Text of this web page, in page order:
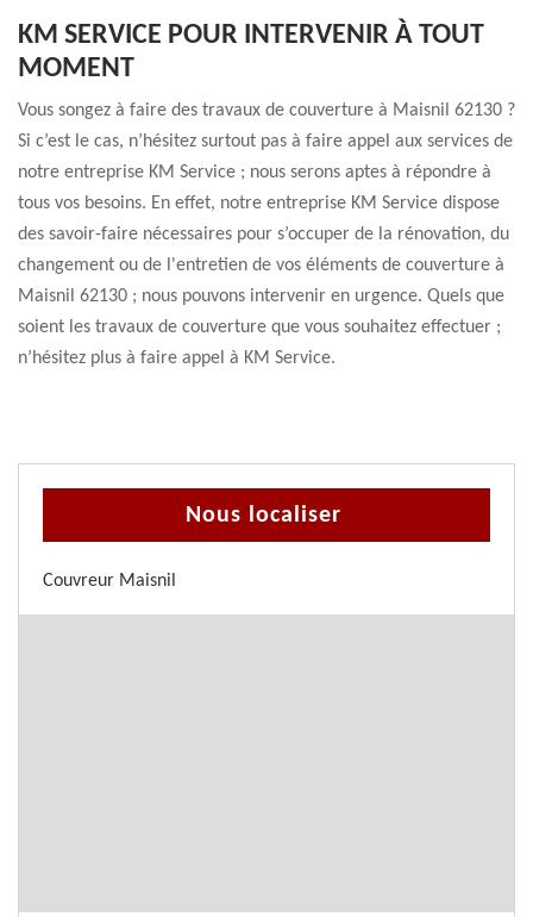
KM SERVICE POUR INTERVENIR À TOUT
MOMENT
Vous songez à faire des travaux de couverture à Maisnil 62130 ?
Si c’est le cas, n’hésitez surtout pas à faire appel aux services de
notre entreprise KM Service ; nous serons aptes à répondre à
tous vos besoins. En effet, notre entreprise KM Service dispose
des savoir-faire nécessaires pour s’occuper de la rénovation, du
changement ou de l'entretien de vos éléments de couverture à
Maisnil 62130 ; nous pouvons intervenir en urgence. Quels que
soient les travaux de couverture que vous souhaitez effectuer ;
n’hésitez plus à faire appel à KM Service.
Nous localiser
Couvreur Maisnil